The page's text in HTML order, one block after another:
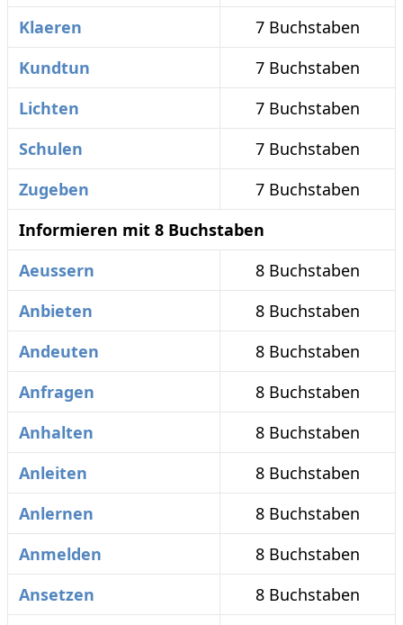
Klaeren
7 Buchstaben
Kundtun
7 Buchstaben
Lichten
7 Buchstaben
Schulen
7 Buchstaben
Zugeben
7 Buchstaben
Informieren mit 8 Buchstaben
Aeussern
8 Buchstaben
Anbieten
8 Buchstaben
Andeuten
8 Buchstaben
Anfragen
8 Buchstaben
Anhalten
8 Buchstaben
Anleiten
8 Buchstaben
Anlernen
8 Buchstaben
Anmelden
8 Buchstaben
Ansetzen
8 Buchstaben